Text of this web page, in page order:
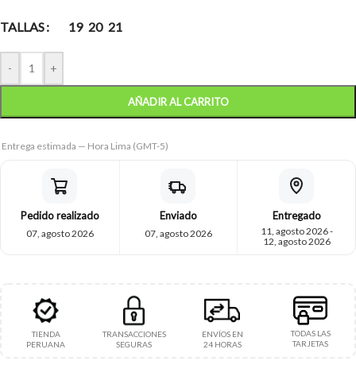
TALLAS 19 20 21
- +
AÑADIR AL CARRITO
Entrega estimada — Hora Lima (GMT-5)
Pedido realizado
07, agosto 2026
Enviado
07, agosto 2026
Entregado
11, agosto 2026 -
12, agosto 2026
TIENDA
PERUANA
TRANSACCIONES
SEGURAS
ENVÍOS EN
24 HORAS
TODAS LAS
TARJETAS